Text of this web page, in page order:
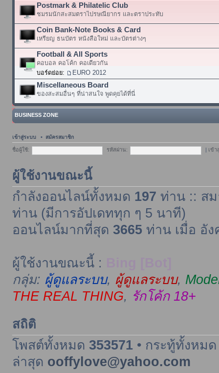
Postmark & Philatelic Club
ชมรมนักสะสมตราไปรษณียากร และตราประทับ
Coin Bank-Note Books & Card
เหรียญ ธนบัตร หนังสือใหม่ และบัตรต่างๆ
Football & All Sports
คอบอล คอโค้ก คอเดียวกัน
บอร์ดย่อย:
EURO 2012
Miscellaneous Board
ของสะสมอื่นๆ ที่น่าสนใจ พูดคุยได้ที่นี่
BUSINESS ZONE
เข้าสู่ระบบ • สมัครสมาชิก
ชื่อผู้ใช้: รหัสผ่าน: เข้
ผู้ใช้งานขณะนี้
กำลังออนไลน์ทั้งหมด 197 ท่าน :: ส
ท่าน (มีการอัปเดททุก ๆ 5 นาที)
ออนไลน์มากที่สุด 3665ท่าน เมื่อ อัง
ผู้ใช้งานขณะนี้ :
กลุ่ม: ผู้ดูแลระบบ, ผู้ดูแลระบบ,
THE REAL THING, รักโค้ก 18+
สถิติ
โพสต์ทั้งหมด 353571• กระทู้ทั้งหม
ล่าสุด ooffylove@yahoo.com